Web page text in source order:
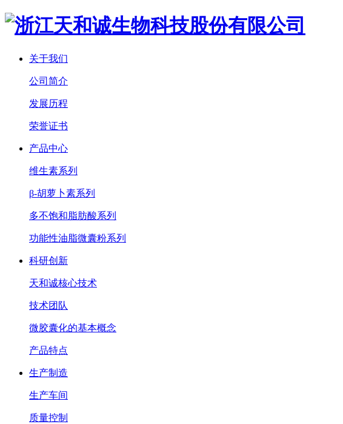
关于我们
公司简介
发展历程
荣誉证书
产品中心
维生素系列
β-胡萝卜素系列
多不饱和脂肪酸系列
功能性油脂微囊粉系列
科研创新
天和诚核心技术
技术团队
微胶囊化的基本概念
产品特点
生产制造
生产车间
质量控制